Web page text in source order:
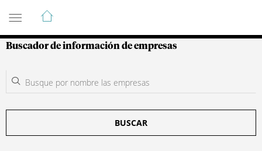
Guía de Empresas Colombianas
Buscador de información de empresas
BUSCAR